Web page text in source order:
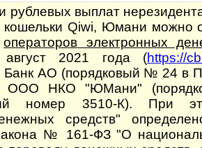
рублевых выплат
кошельки Qiwi, Юмани можно
операторов электронных
2021 года (https://
АО (порядковый № 24 в
ООО НКО "ЮМани"
номер 3510-К). При
средств"
№ 161-ФЗ "О